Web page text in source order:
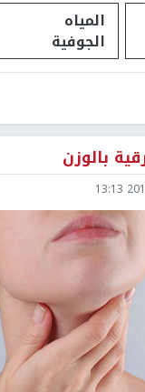
المياه
الجوفية
بالوزن